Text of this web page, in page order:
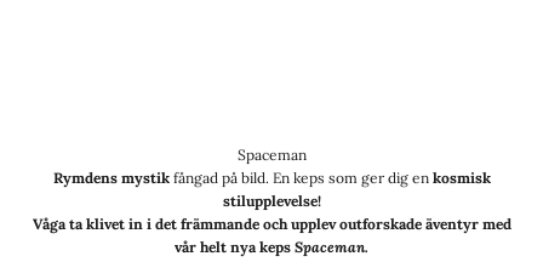
Spaceman
Rymdens mystik fångad på bild. En keps som ger dig enkosmisk
stilupplevelse!
Våga ta klivet in i det främmande och upplev outforskade äventyr med
vår helt nya keps Spaceman.